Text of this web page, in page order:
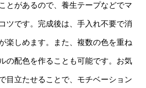
とがあるので、養生テープなどでマ
ツです。完成後は、手入れ不要で消
楽しめます。また、複数の色を重ね
の配色を作ることも可能です。お気
目立たせることで、モチベーション